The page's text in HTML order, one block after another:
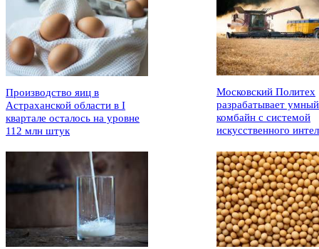
Производство яиц в
Астраханской области в I
квартале осталось на уровне
112 млн штук
Московский Политех
разрабатывает умный
комбайн с системой
искусственного